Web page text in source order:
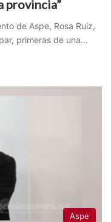
provincia”
de Aspe, Rosa Ruiz,
primeras de una…
Aspe